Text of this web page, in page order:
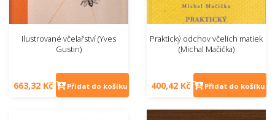
Ilustrované včelařství (Yves
Gustin)
663,32 Kč Přidat do košíku
Praktický odchov včelích matiek
(Michal Mačička)
400,42 Kč Přidat do košíku